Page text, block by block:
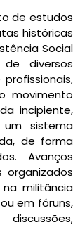
de estudos
históricas
Social
diversos
movimento
incipiente,
sistema
de forma
Avanços
militância
em fóruns,